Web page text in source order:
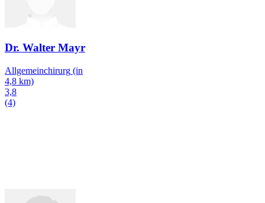
Dr. Walter Mayr
Allgemeinchirurg (in
4,8 km)
3,8
(4)